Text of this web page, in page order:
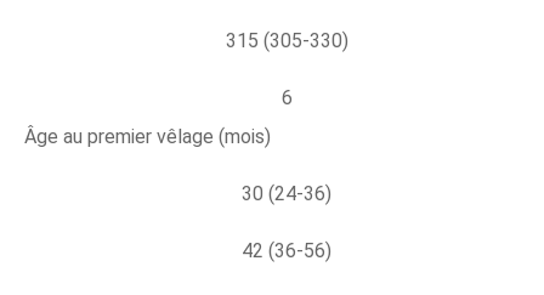
315 (305-330)
6
Âge au premier vêlage (mois)
30 (24-36)
42 (36-56)